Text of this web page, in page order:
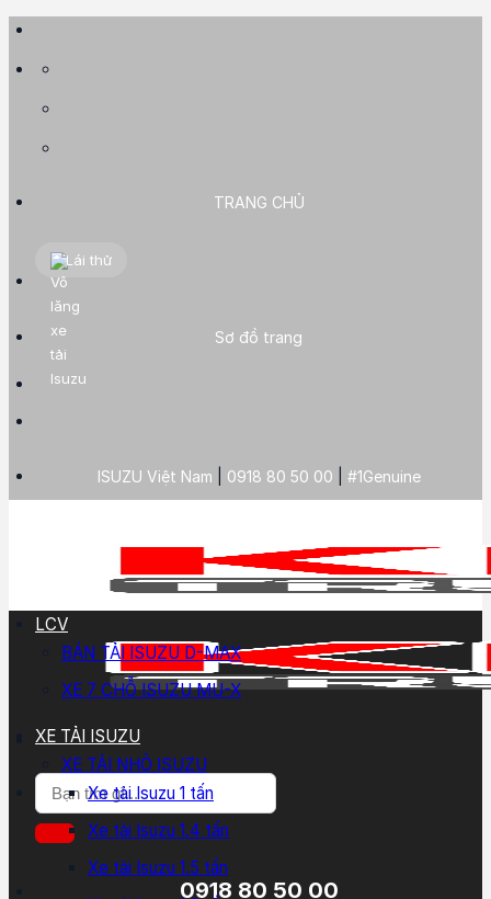
Skip
TRANG CHỦ
Lái thử
Sơ đồ trang
ISUZU Việt Nam 0918 80 50 00 #1Genuine
Tìm
kiếm:
0918 80 50 00
LCV
BÁN TẢI ISUZU D-MAX
XE 7 CHỖ ISUZU MU-X
XE TẢI ISUZU
XE TẢI NHỎ ISUZU
Xe tải Isuzu 1 tấn
Xe tải Isuzu 1.4 tấn
Xe tải Isuzu 1.5 tấn